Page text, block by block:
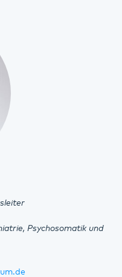
Psychosomatik und